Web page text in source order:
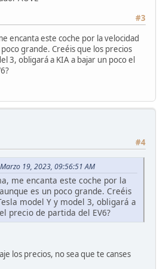
#3
encanta este coche por la velocidad
grande. Creéis que los precios
3, obligará a KIA a bajar un poco el
#4
19, 2023, 09:56:51 AM
me encanta este coche por la
es un poco grande. Creéis
model Y y model 3, obligará a
precio de partida del EV6?
los precios, no sea que te canses